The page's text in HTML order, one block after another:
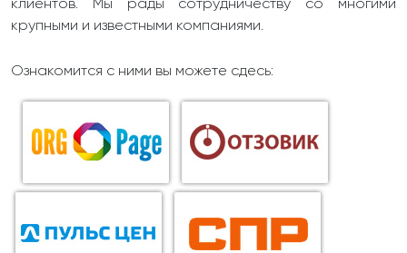
клиентов. Мы рады сотрудничеству со многими
крупными и известными компаниями.
Ознакомится с ними вы можете сдесь: